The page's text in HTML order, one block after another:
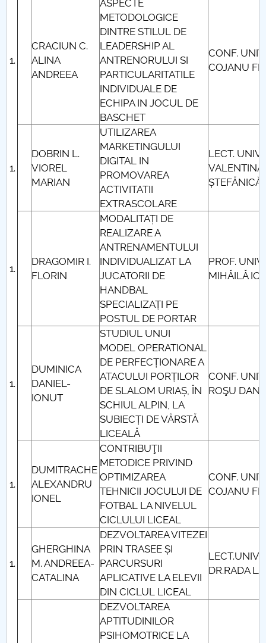
CRACIUN C.
ALINA
ANDREEA
ASPECTE
METODOLOGICE
DINTRE STILUL DE
LEADERSHIP AL
ANTRENORULUI SI
PARTICULARITATILE
INDIVIDUALE DE
ECHIPA IN JOCUL DE
BASCHET
CONF.
COJANU
DOBRIN L.
VIOREL
MARIAN
UTILIZAREA
MARKETINGULUI
DIGITAL IN
PROMOVAREA
ACTIVITATII
EXTRASCOLARE
LECT. UNIV.
VALENTINA
ȘTEFĂNICĂ
DRAGOMIR I.
FLORIN
MODALITAȚI DE
REALIZARE A
ANTRENAMENTULUI
INDIVIDUALIZAT LA
JUCATORII DE
HANDBAL
SPECIALIZAȚI PE
POSTUL DE PORTAR
PROF.
MIHĂILĂ
DUMINICA
DANIEL-
IONUT
STUDIUL UNUI
MODEL OPERATIONAL
DE PERFECȚIONARE A
ATACULUI PORȚILOR
DE SLALOM URIAȘ, ÎN
SCHIUL ALPIN, LA
SUBIECȚI DE VÂRSTĂ
LICEALĂ
CONF.
ROŞU
DUMITRACHE
ALEXANDRU
IONEL
CONTRIBUŢII
METODICE PRIVIND
OPTIMIZAREA
TEHNICII JOCULUI DE
FOTBAL LA NIVELUL
CICLULUI LICEAL
CONF.
COJANU
GHERGHINA
M. ANDREEA-
CATALINA
DEZVOLTAREA VITEZEI
PRIN TRASEE ȘI
PARCURSURI
APLICATIVE LA ELEVII
DIN CICLUL LICEAL
LECT.UNIV.
DR.RADA
DEZVOLTAREA
APTITUDINILOR
PSIHOMOTRICE LA